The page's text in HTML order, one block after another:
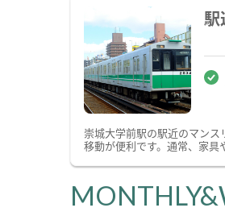
駅
崇城大学前駅の駅近のマン
移動が便利です。通常、家具